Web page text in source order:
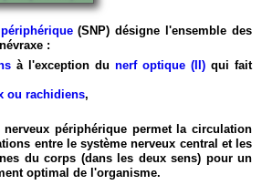
(SNP) désigne l'ensemble des
:
à l'exception du nerf optique (II) qui fait
ou rachidiens,
nerveux périphérique permet la circulation
entre le système nerveux central et les
du corps (dans les deux sens) pour un
optimal de l'organisme.